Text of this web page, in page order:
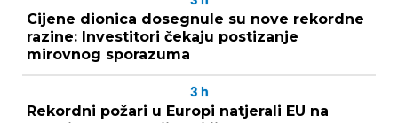
Cijene dionica dosegnule su nove rekordne
razine: Investitori čekaju postizanje
mirovnog sporazuma
3 h
Rekordni požari u Europi natjerali EU na